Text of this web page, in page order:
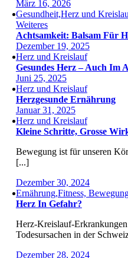
März 16, 2026
Gesundheit,Herz und
Weiteres
Achtsamkeit: Balsam Für
Dezember 19, 2025
Herz und Kreislauf
Gesundes Herz – Auch Im
Juni 25, 2025
Herz und Kreislauf
Herzgesunde Ernährung
Januar 31, 2025
Herz und Kreislauf
Kleine Schritte, Grosse
Bewegung ist für unseren
[...]
Dezember 30, 2024
Ernährung,Fitness,
Herz In Gefahr?
Herz-Kreislauf-
Todesursachen in der
Dezember 28, 2024